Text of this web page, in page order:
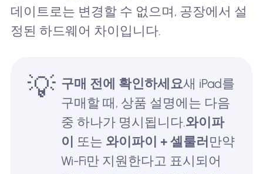
데이트로는 변경할 수 없으며, 공장에서 설
정된 하드웨어 차이입니다.
💡 구매 전에 확인하세요새 iPad를
구매할 때, 상품 설명에는 다음
중 하나가 명시됩니다.와이파
이
또는 와이파이 + 셀룰러 만약
Wi-Fi만 지원한다고 표시되어